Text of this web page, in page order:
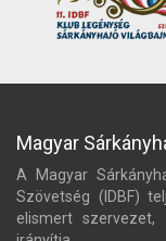
Magyar
A Magyar
Szövetség (IDBF)
elismert szervezet,